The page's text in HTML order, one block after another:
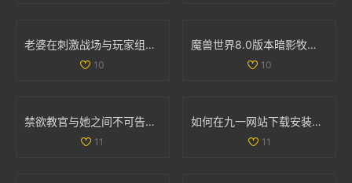
老婆在刺激战场与玩家组队搭档，让我心酸不已
10
魔兽世界8.0版本暗影牧师PVP天赋全面解析与最佳选择指南
10
禁欲教官与她之间不可告人的秘密与欲望探寻
11
如何在九一网站下载安装NBA应用程序的详细步骤解析
11